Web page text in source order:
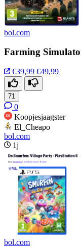
bol.com
Farming
€39,99 €49,99
71
0
Koopjesjaagster
El_Cheapo
bol.com
1j
bol.com